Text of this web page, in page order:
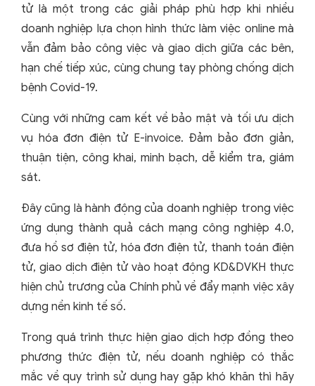
tử là một trong các giải pháp phù hợp khi nhiều
doanh nghiệp lựa chọn hình thức làm việc online mà
vẫn đảm bảo công việc và giao dịch giữa các bên,
hạn chế tiếp xúc, cùng chung tay phòng chống dịch
bệnh Covid-19.
Cùng với những cam kết về bảo mật và tối ưu dịch
vụ hóa đơn điện tử E-invoice. Đảm bảo đơn giản,
thuận tiện, công khai, minh bạch, dễ kiểm tra, giám
sát.
Đây cũng là hành động của doanh nghiệp trong việc
ứng dụng thành quả cách mạng công nghiệp 4.0,
đưa hồ sơ điện tử, hóa đơn điện tử, thanh toán điện
tử, giao dịch điện tử vào hoạt động KD&DVKH thực
hiện chủ trương của Chính phủ về đẩy mạnh việc xây
dựng nền kinh tế số.
Trong quá trình thực hiện giao dịch hợp đồng theo
phương thức điện tử, nếu doanh nghiệp có thắc
mắc về quy trình sử dụng hay gặp khó khăn thì hãy